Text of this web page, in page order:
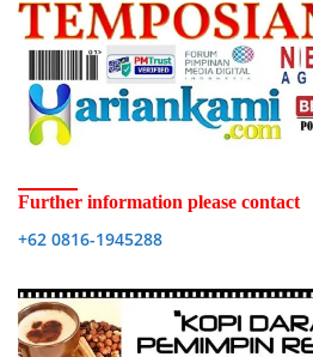
Further information please contact
+62 0816-1945288